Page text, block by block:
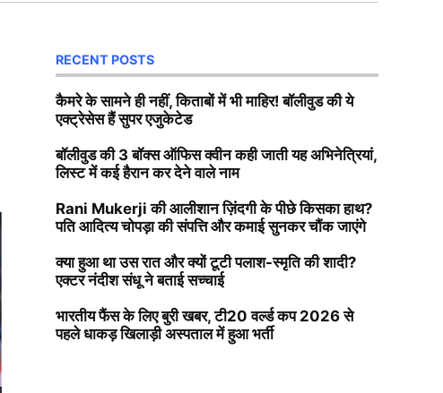
RECENT POSTS
कैमरे के सामने ही नहीं, किताबों में भी माहिर! बॉलीवुड की ये
एक्ट्रेसेस हैं सुपर एजुकेटेड
बॉलीवुड की 3 बॉक्स ऑफिस क्वीन कही जाती यह अभिनेत्रियां,
लिस्ट में कई हैरान कर देने वाले नाम
Rani Mukerji की आलीशान ज़िंदगी के पीछे किसका हाथ?
पति आदित्य चोपड़ा की संपत्ति और कमाई सुनकर चौंक जाएंगे
क्या हुआ था उस रात और क्यों टूटी पलाश-स्मृति की शादी?
एक्टर नंदीश संधू ने बताई सच्चाई
भारतीय फैंस के लिए बुरी खबर, टी20 वर्ल्ड कप 2026 से
पहले धाकड़ खिलाड़ी अस्पताल में हुआ भर्ती